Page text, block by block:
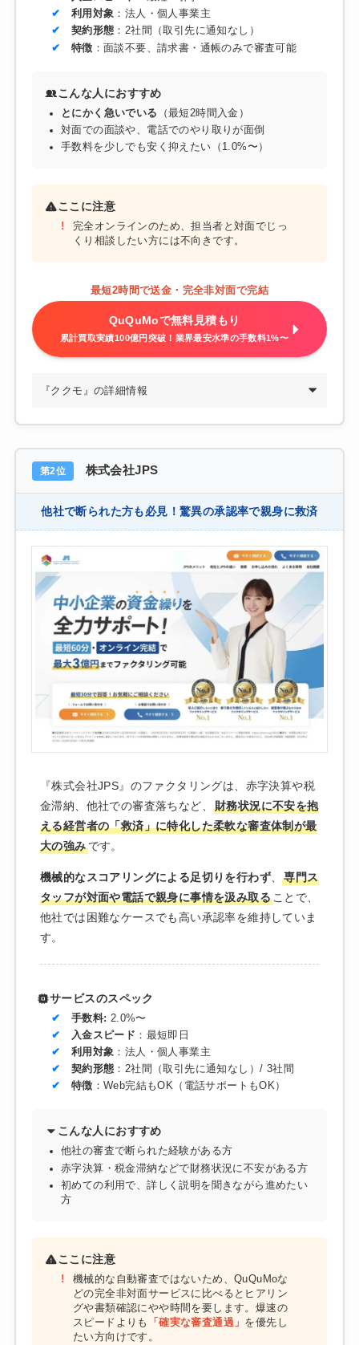
利用対象 ：法人・個人事業主
契約形態 ：2社間（取引先に通知なし）
特徴 ：面談不要、請求書・通帳のみで審査可能
こんな人におすすめ
とにかく急いでいる
（最短2時間入金）
対面での面談や、電話でのやり取りが面倒
手数料を少しでも安く抑えたい（1.0%〜）
ここに注意
完全オンラインのため、担当者と対面でじっ
くり相談したい方には不向きです。
最短2時間で送金・完全非対面で完結
QuQuMoで無料見積もり
累計買取実績100億円突破！業界最安水準の手数料1%〜
『ククモ』の詳細情報
第2位 株式会社JPS
他社で断られた方も必見！驚異の承認率で親身に救済
『株式会社JPS』のファクタリングは、赤字決算や税
金滞納、他社での審査落ちなど、
財務状況に不安を抱
える経営者の「救済」に特化した柔軟な審査体制が最
大の強みです。
機械的なスコアリングによる足切りを行わず、専門ス
タッフが対面や電話で親身に事情を汲み取ることで、
他社では困難なケースでも高い承認率を維持していま
す。
サービスのスペック
手数料: 2.0%〜
入金スピード ：最短即日
利用対象 ：法人・個人事業主
契約形態 ：2社間（取引先に通知なし）/ 3社間
特徴 ：Web完結もOK（電話サポートもOK）
こんな人におすすめ
他社の審査で断られた経験がある方
赤字決算・税金滞納などで財務状況に不安がある方
初めての利用で、詳しく説明を聞きながら進めたい
方
ここに注意
機械的な自動審査ではないため、QuQuMoな
どの完全非対面サービスに比べるとヒアリン
グや書類確認にやや時間を要します。爆速の
スピードよりも
「確実な審査通過」 を優先し
たい方向けです。